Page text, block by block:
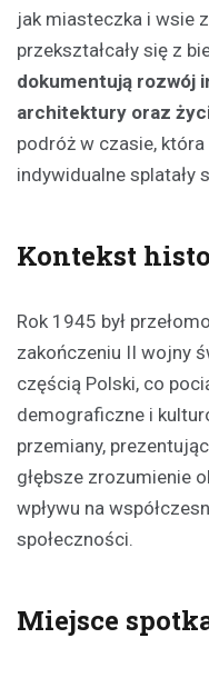
jak miasteczka i wsie
przekształcały się z
dokumentują rozwój
architektury oraz
podróż w czasie,
indywidualne splatały
Kontekst
Rok 1945 był
zakończeniu II wojny
częścią Polski, co
demograficzne i
przemiany,
głębsze zrozumienie
wpływu na
społeczności.
Miejsce